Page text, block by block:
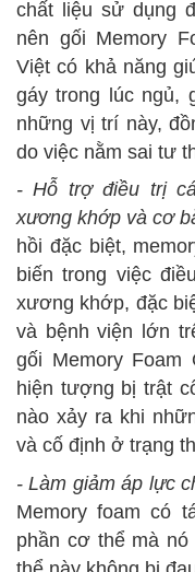
chất liệu sử dụng
nên gối Memory
Việt có khả năng
gáy trong lúc ngủ,
những vị trí này,
do việc nằm sai tư
- Hỗ trợ điều trị
xương khớp và cơ
hồi đặc biệt,
biến trong việc
xương khớp, đặc
và bệnh viện lớn
gối Memory Foam
hiện tượng bị trật
nào xảy ra khi
và cố định ở trạng
- Làm giảm áp lực
Memory foam có
phần cơ thể mà